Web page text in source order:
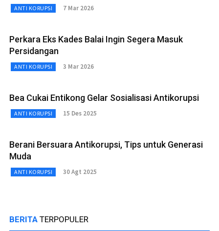
ANTI KORUPSI 7 Mar 2026
Perkara Eks Kades Balai Ingin Segera Masuk
Persidangan
ANTI KORUPSI 3 Mar 2026
Bea Cukai Entikong Gelar Sosialisasi Antikorupsi
ANTI KORUPSI 15 Des 2025
Berani Bersuara Antikorupsi, Tips untuk Generasi
Muda
ANTI KORUPSI 30 Agt 2025
BERITA TERPOPULER